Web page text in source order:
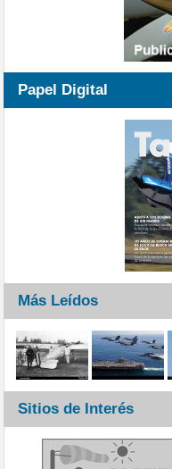
Papel Digital
Más Leídos
Sitios de Interés